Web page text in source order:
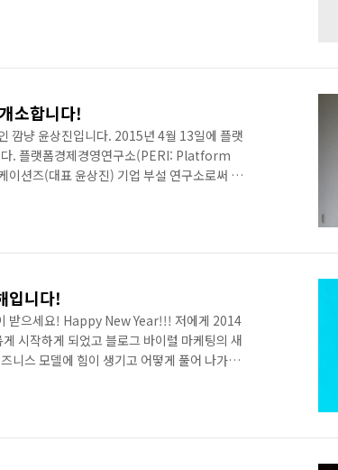
번주는 좀 쉬었다가 다음주부터 다시 뛰어야
도록 뭔가 하나씩 남길 수 있는 걸 찾아보면 어
소합니다!
깜냥 윤상진입니다. 2015년 4월 13일에 플랫
. 플랫폼경제경영연구소(PERI: Platform
즈(대표 윤상진) 기업 부설 연구소로써 국
에 걸쳐 심도있게 연구하고 정보를 공유함으
팅 등의 업무를 하게 됩니다. 연구..
입니다!
받으세요! Happy New Year!!! 저에게 2014
시작하게 되었고 블로그 바이럴 마케팅의 새
니스 모델에 힘이 생기고 어떻게 풀어 나가야
. 매출적인 측면에서는 사업을 시작한 이래
여 잠시 개입하기도 했습니다. 정말 큰 아픔입